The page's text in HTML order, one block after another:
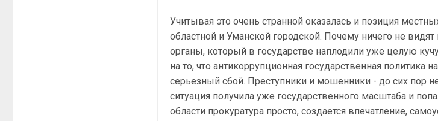
Учитывая это очень странной оказалась и позиция
областной и Уманской городской. Почему ничего не
органы, который в государстве наплодили уже целую
на то, что антикоррупционная государственная политика
серьезный сбой. Преступники и мошенники - до сих пор
ситуация получила уже государственного масштаба и
области прокуратура просто, создается впечатление,